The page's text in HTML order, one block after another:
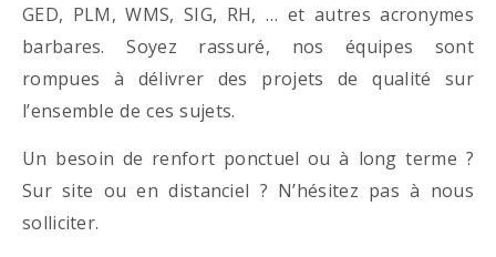
GED, PLM, WMS, SIG, RH, … et autres acronymes
barbares. Soyez rassuré, nos équipes sont
rompues à délivrer des projets de qualité sur
l’ensemble de ces sujets.
Un besoin de renfort ponctuel ou à long terme ?
Sur site ou en distanciel ? N’hésitez pas à nous
solliciter.